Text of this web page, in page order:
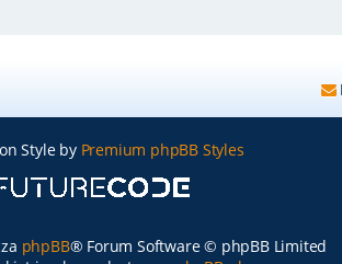
Style by Premium phpBB Styles
phpBB® Forum Software © phpBB Limited